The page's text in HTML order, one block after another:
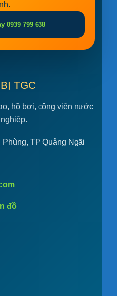
0939 799 638
TGC
hồ bơi, công viên nước
TP Quảng Ngãi
đồ